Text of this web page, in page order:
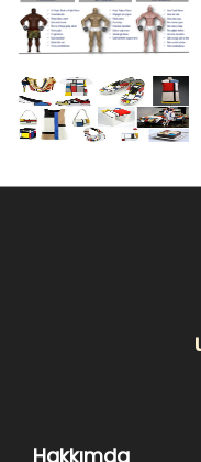
Hakkımda